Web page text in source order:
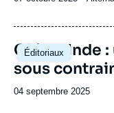
ou
Éditoriaux
Image
principale
Chine-Inde
sous
Date
04 septembre 2025